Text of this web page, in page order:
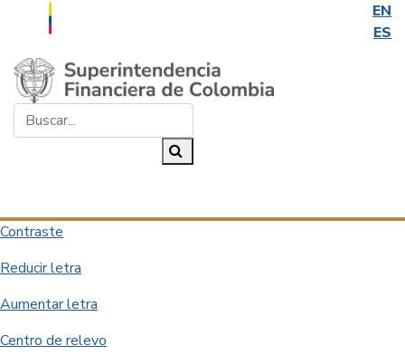
EN
ES
Saltar al contenido principal
Contraste
Reducir letra
Aumentar letra
Centro de relevo